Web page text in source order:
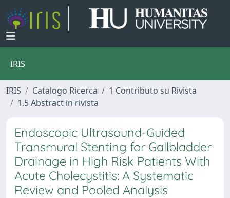
IRIS
IRIS Catalogo Ricerca
1 Contributo su Rivista
1.5 Abstract in rivista
Endoscopic Ultrasound-Guided
Transmural Stenting for Gallbladder
Drainage in High Risk Patients With
Acute Cholecystitis: A Systematic
Review and Pooled Analysis